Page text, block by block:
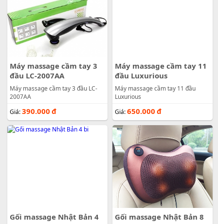
Máy massage cầm tay 3
đầu LC-2007AA
Máy massage cầm tay 3 đầu LC-
2007AA
Giá:390.000 đ
Máy massage cầm tay 11
đầu Luxurious
Máy massage cầm tay 11 đầu
Luxurious
Giá:650.000 đ
Gối massage Nhật Bản 4
Gối massage Nhật Bản 8